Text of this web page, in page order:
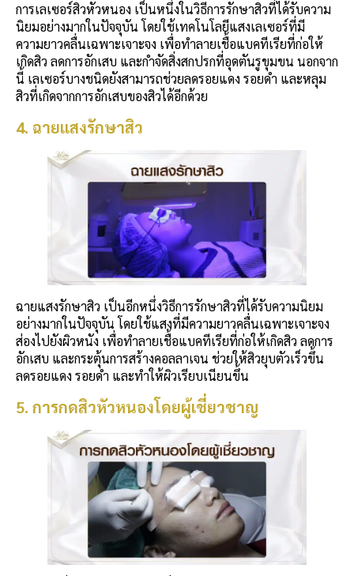
การเลเซอร์สิวหัวหนอง เป็นหนึ่งในวิธีการรักษาสิวที่ได้รับความ
นิยมอย่างมากในปัจจุบัน โดยใช้เทคโนโลยีแสงเลเซอร์ที่มี
ความยาวคลื่นเฉพาะเจาะจง เพื่อทำลายเชื้อแบคทีเรียที่ก่อให้
เกิดสิว ลดการอักเสบ และกำจัดสิ่งสกปรกที่อุดตันรูขุมขน นอกจาก
นี้ เลเซอร์บางชนิดยังสามารถช่วยลดรอยแดง รอยดำ และหลุม
สิวที่เกิดจากการอักเสบของสิวได้อีกด้วย
4. ฉายแสงรักษาสิว
ฉายแสงรักษาสิว เป็นอีกหนึ่งวิธีการรักษาสิวที่ได้รับความนิยม
อย่างมากในปัจจุบัน โดยใช้แสงที่มีความยาวคลื่นเฉพาะเจาะจง
ส่องไปยังผิวหนัง เพื่อทำลายเชื้อแบคทีเรียที่ก่อให้เกิดสิว ลดการ
อักเสบ และกระตุ้นการสร้างคอลลาเจน ช่วยให้สิวยุบตัวเร็วขึ้น
ลดรอยแดง รอยดำ และทำให้ผิวเรียบเนียนขึ้น
5. การกดสิวหัวหนองโดยผู้เชี่ยวชาญ